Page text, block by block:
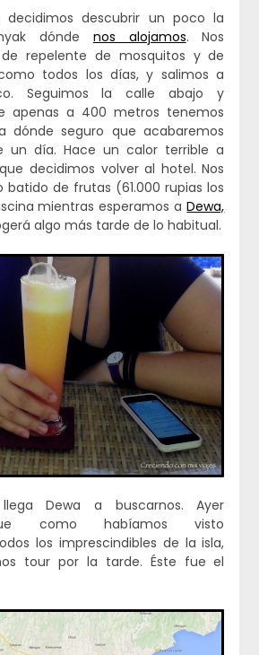
decidimos descubrir un poco la
dónde nos alojamos. Nos
repelente de mosquitos y de
todos los días, y salimos a
Seguimos la calle abajo y
apenas a 400 metros tenemos
dónde seguro que acabaremos
un día. Hace un calor terrible a
decidimos volver al hotel. Nos
de frutas (61.000 rupias los
mientras esperamos aDewa,
algo más tarde de lo habitual.
Dewa a buscarnos. Ayer
como habíamos visto
los imprescindibles de la isla,
tour por la tarde. Éste fue el